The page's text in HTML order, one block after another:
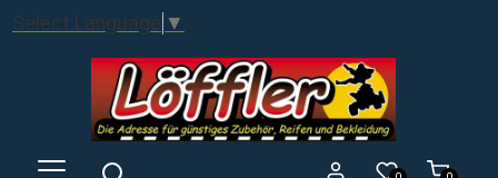
Select Language ▼